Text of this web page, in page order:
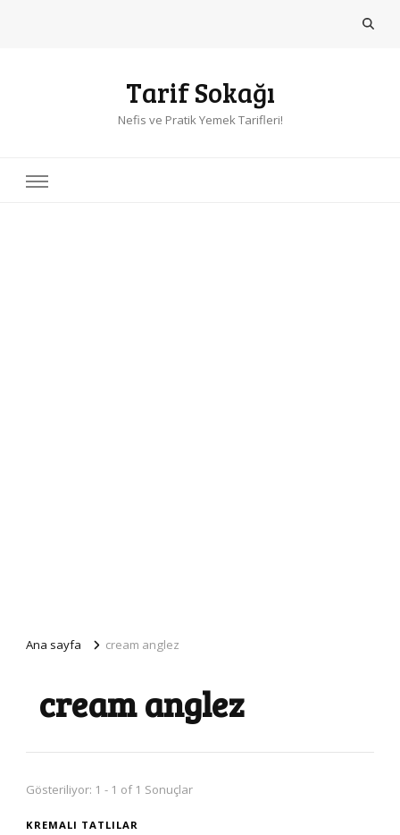
Tarif Sokağı
Nefis ve Pratik Yemek Tarifleri!
Ana sayfa cream anglez
cream anglez
Gösteriliyor: 1 - 1 of 1 Sonuçlar
KREMALI TATLILAR